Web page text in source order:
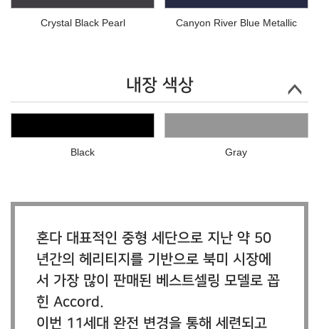
Crystal Black Pearl Canyon River Blue Metallic
내장 색상
Black Gray
혼다 대표적인 중형 세단으로 지난 약 50
년간의 헤리티지를 기반으로 북미 시장에
서 가장 많이 판매된 베스트셀링 모델로 꼽
힌 Accord.
이번 11세대 완전 변경을 통해 세련되고